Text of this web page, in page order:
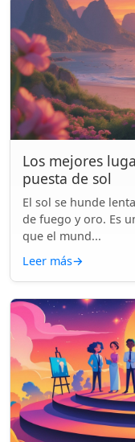
Los mejores
puesta de sol
El sol se hunde
de fuego y oro. Es
que el mund...
Leer más→